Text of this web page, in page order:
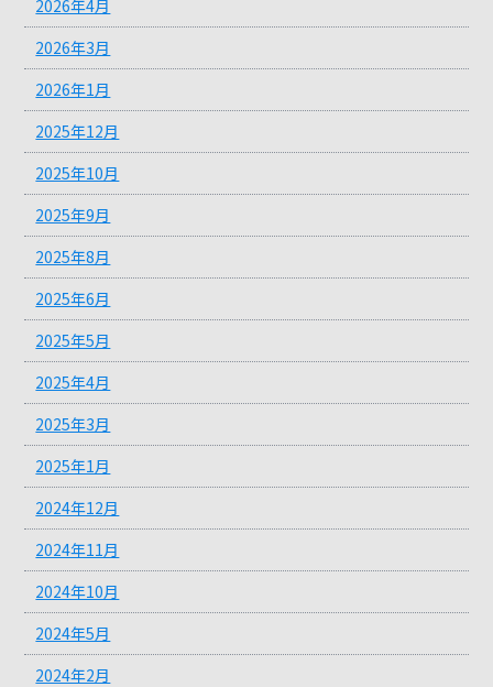
2026年4月
2026年3月
2026年1月
2025年12月
2025年10月
2025年9月
2025年8月
2025年6月
2025年5月
2025年4月
2025年3月
2025年1月
2024年12月
2024年11月
2024年10月
2024年5月
2024年2月